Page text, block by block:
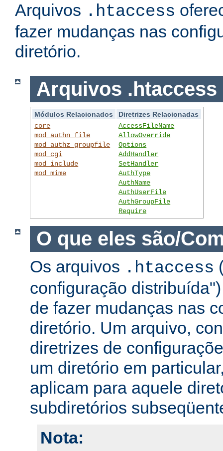
Arquivos .htaccess
fazer mudanças nas
diretório.
Arquivos .htaccess
Módulos Relacionados
Diretrizes Relacionadas
core
mod_authn_file
mod_authz_groupfile
mod_cgi
mod_include
mod_mime
AccessFileName
AllowOverride
Options
AddHandler
SetHandler
AuthType
AuthName
AuthUserFile
AuthGroupFile
Require
O que eles são/
Os arquivos .htaccess
configuração
de fazer mudanças nas
diretório. Um arquivo,
diretrizes de
um diretório em
aplicam para aquele
subdiretórios
Nota: